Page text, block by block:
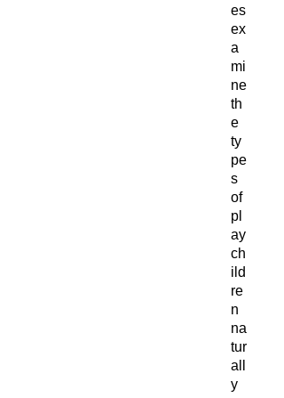
es
ex
a
mi
ne
th
e
ty
pe
s
of
pl
ay
ch
ild
re
n
na
tur
all
y